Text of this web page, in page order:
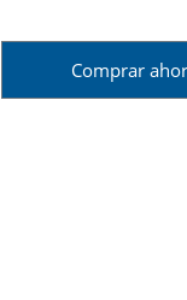
Comprar